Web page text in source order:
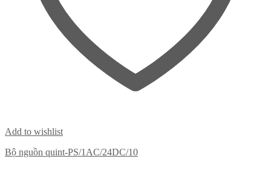
Add to wishlist
Bộ nguồn quint-PS/1AC/24DC/10